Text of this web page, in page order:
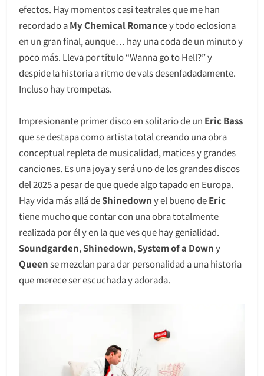
efectos. Hay momentos casi teatrales que me han
recordado aMy Chemical Romancey todo eclosiona
en un gran final, aunque… hay una coda de un minuto y
poco más. Lleva por título “Wanna go to Hell?” y
despide la historia a ritmo de vals desenfadadamente.
Incluso hay trompetas.
Impresionante primer disco en solitario de un Eric Bass
que se destapa como artista total creando una obra
conceptual repleta de musicalidad, matices y grandes
canciones. Es una joya y será uno de los grandes discos
del 2025 a pesar de que quede algo tapado en Europa.
Hay vida más allá deShinedowny el bueno deEric
tiene mucho que contar con una obra totalmente
realizada por él y en la que ves que hay genialidad.
Soundgarden,Shinedown,System of a Downy
Queense mezclan para dar personalidad a una historia
que merece ser escuchada y adorada.